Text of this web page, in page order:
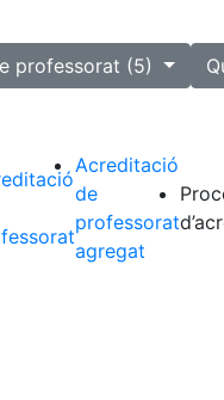
professorat (5)
Acreditació
de
professorat
agregat